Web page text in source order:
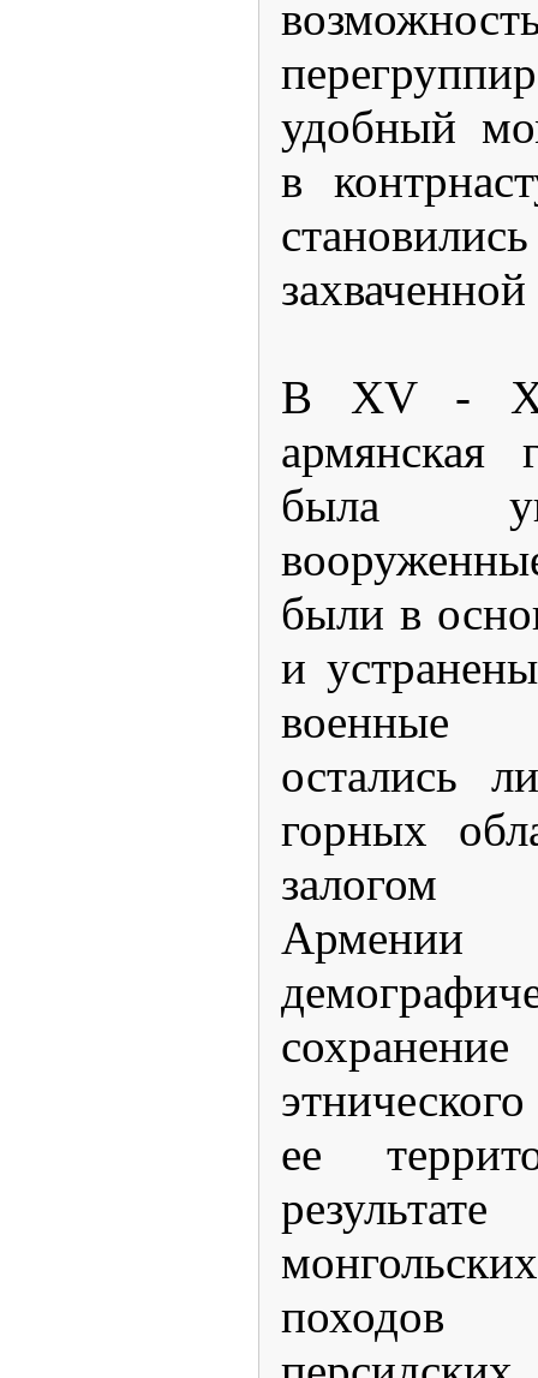
удобный
в
В XV -
армянская
была
были в
и
военные
остались
горных
залогом
ее
походов